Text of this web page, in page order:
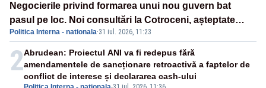
Negocierile privind formarea unui nou guvern bat
pasul pe loc. Noi consultări la Cotroceni, așteptate
după mijlocul lunii august -SURSE
Politica Interna - nationala·31 iul. 2026, 11:23
2Abrudean: Proiectul ANI va fi redepus fără
amendamentele de sancționare retroactivă a faptelor de
conflict de interese și declararea cash-ului